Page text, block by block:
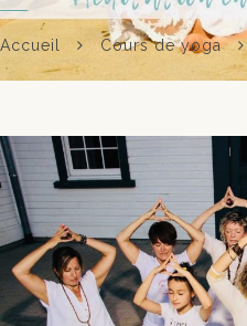
Accueil Cours de yoga